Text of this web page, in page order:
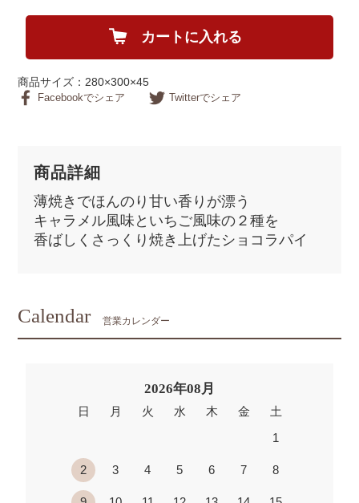
カートに入れる
商品サイズ：280×300×45
Facebookでシェア Twitterでシェア
商品詳細
薄焼きでほんのり甘い香りが漂う
キャラメル風味といちご風味の２種を
香ばしくさっくり焼き上げたショコラパイ
Calendar 営業カレンダー
2026年08月
日 月 火 水 木 金
土
1
2 3 4 5 6 7 8